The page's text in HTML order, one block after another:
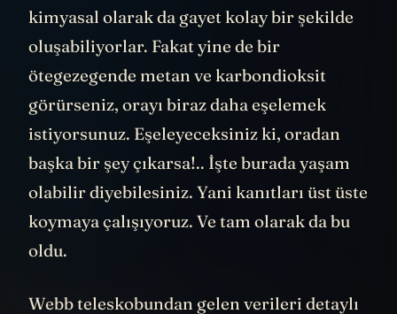
kimyasal olarak da gayet kolay bir şekilde
oluşabiliyorlar. Fakat yine de bir
ötegezegende metan ve karbondioksit
görürseniz, orayı biraz daha eşelemek
istiyorsunuz. Eşeleyeceksiniz ki, oradan
başka bir şey çıkarsa!.. İşte burada yaşam
olabilir diyebilesiniz. Yani kanıtları üst üste
koymaya çalışıyoruz. Ve tam olarak da bu
oldu.
Webb teleskobundan gelen verileri detaylı